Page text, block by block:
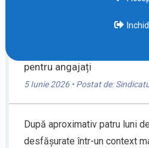
pentru angajați
5 Iunie 2026• Postat de:
După aproximativ patru luni
desfășurate într-un context